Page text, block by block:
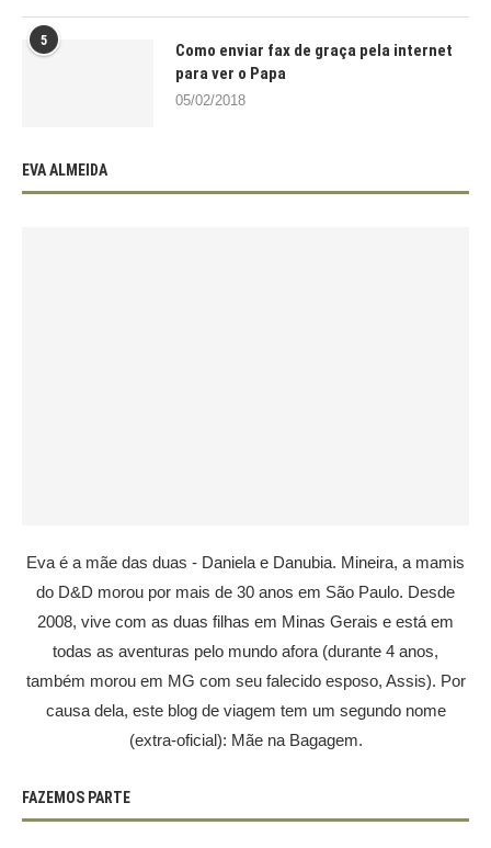
5
Como enviar fax de graça pela internet
para ver o Papa
05/02/2018
EVA ALMEIDA
Eva é a mãe das duas - Daniela e Danubia. Mineira, a mamis
do D&D morou por mais de 30 anos em São Paulo. Desde
2008, vive com as duas filhas em Minas Gerais e está em
todas as aventuras pelo mundo afora (durante 4 anos,
também morou em MG com seu falecido esposo, Assis). Por
causa dela, este blog de viagem tem um segundo nome
(extra-oficial): Mãe na Bagagem.
FAZEMOS PARTE